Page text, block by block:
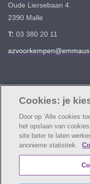
Oude Liersebaan 4
2390 Malle
T: 03 380 20 11
© AZ Voorkempen
Cookie verklaring
Cookies: je
Door op ‘Alle cookies
het opslaan van
site beter te laten
anonieme statistiek.